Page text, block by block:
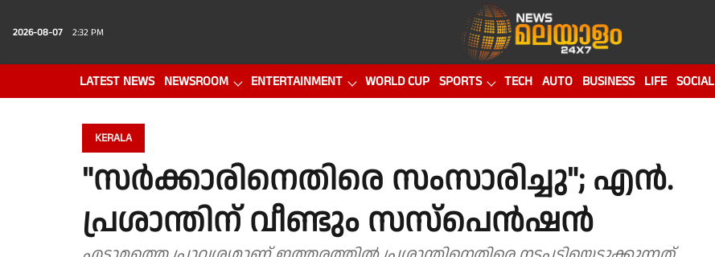
2026-08-07 2:32 PM
LATEST NEWS NEWSROOM ENTERTAINMENT WORLD CUP SPORTS TECH AUTO BUSINESS LIFE SOCIAL
KERALA
"സർക്കാരിനെതിരെ സംസാരിച്ചു"; എൻ.
പ്രശാന്തിന് വീണ്ടും സസ്പെൻഷൻ